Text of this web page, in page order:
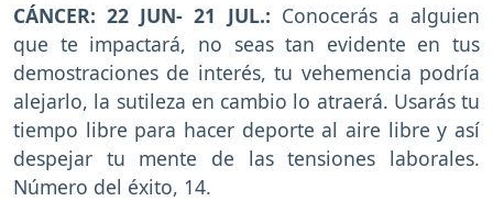
CÁNCER: 22 JUN- 21 JUL.: Conocerás a alguien
que te impactará, no seas tan evidente en tus
demostraciones de interés, tu vehemencia podría
alejarlo, la sutileza en cambio lo atraerá. Usarás tu
tiempo libre para hacer deporte al aire libre y así
despejar tu mente de las tensiones laborales.
Número del éxito, 14.